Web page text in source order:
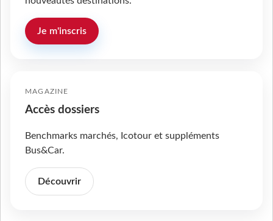
Je m'inscris
MAGAZINE
Accès dossiers
Benchmarks marchés, Icotour et suppléments
Bus&Car.
Découvrir